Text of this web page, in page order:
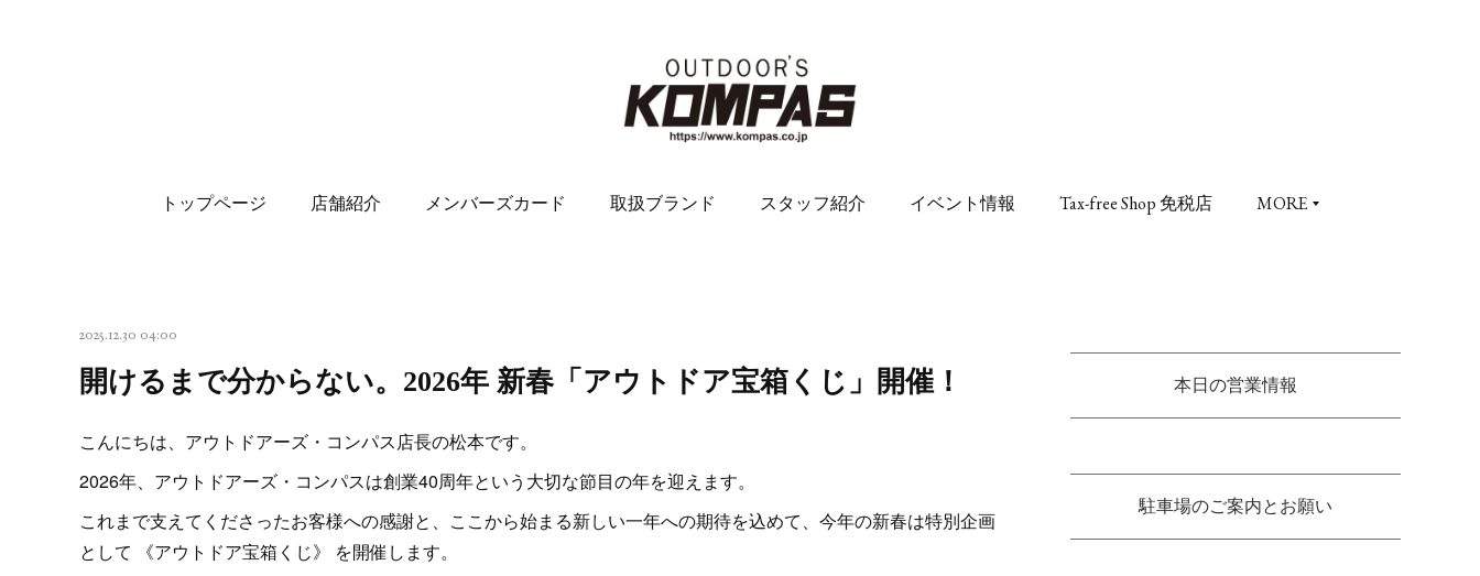
トップページ 店舗紹介 メンバーズカード 取扱ブランド スタッフ紹介 イベント情報 Tax-free Shop 免税店 MORE
2025.12.30 04:00
開けるまで分からない。2026年 新春「アウトドア宝箱くじ」開催！
こんにちは、アウトドアーズ・コンパス店長の松本です。
2026年、アウトドアーズ・コンパスは創業40周年という大切な節目の年を迎えます。
これまで支えてくださったお客様への感謝と、ここから始まる新しい一年への期待を込めて、今年の新春は特別企画
として 《アウトドア宝箱くじ》 を開催します。
本日の営業情報
駐車場のご案内とお願い